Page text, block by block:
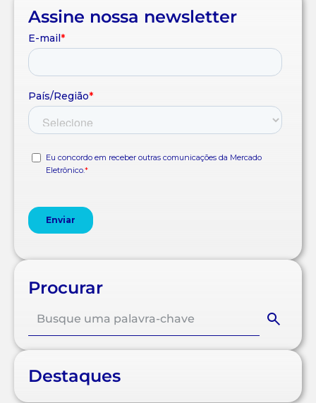
Assine nossa newsletter
Procurar
Destaques